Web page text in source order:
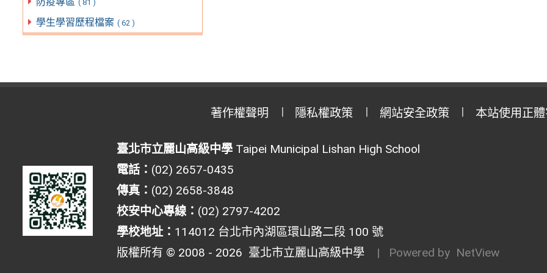
( 81 )
學生學習歷程檔案 ( 62 )
著作權聲明 隱私權政策 網站安全政策 本站使用正
臺北市立麗山高級中學Taipei Municipal Lishan High School
電話： (02) 2657-0435
傳真： (02) 2658-3848
校安中心專線： (02) 2797-4202
學校地址： 114012 台北市內湖區環山路二段 100 號
版權所有 © 2008 - 2026 臺北市立麗山高級中學 | Powered by NetView